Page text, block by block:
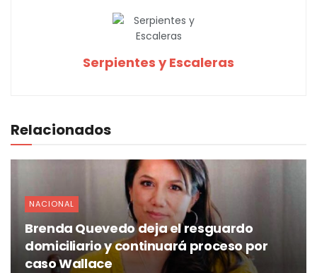
Serpientes y Escaleras
Relacionados
NACIONAL
Brenda Quevedo deja el resguardo
domiciliario y continuará proceso por
caso Wallace